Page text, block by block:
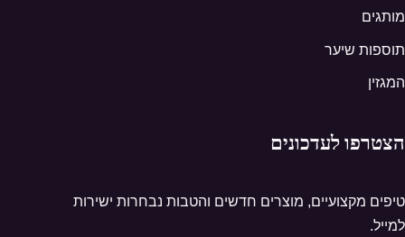
מותגים
תוספות שיער
המגזין
הצטרפו לעדכונים
טיפים מקצועיים, מוצרים חדשים והטבות נבחרות ישירות
למייל.